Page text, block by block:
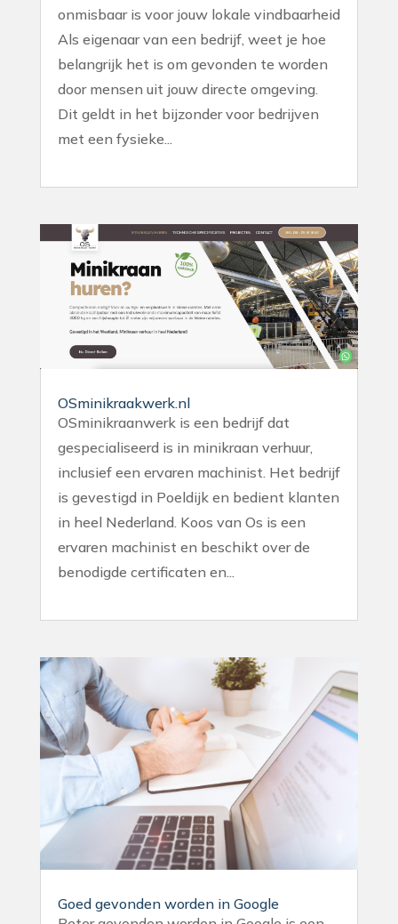
onmisbaar is voor jouw lokale vindbaarheid
Als eigenaar van een bedrijf, weet je hoe
belangrijk het is om gevonden te worden
door mensen uit jouw directe omgeving.
Dit geldt in het bijzonder voor bedrijven
met een fysieke...
OSminikraakwerk.nl
OSminikraanwerk is een bedrijf dat
gespecialiseerd is in minikraan verhuur,
inclusief een ervaren machinist. Het bedrijf
is gevestigd in Poeldijk en bedient klanten
in heel Nederland. Koos van Os is een
ervaren machinist en beschikt over de
benodigde certificaten en...
Goed gevonden worden in Google